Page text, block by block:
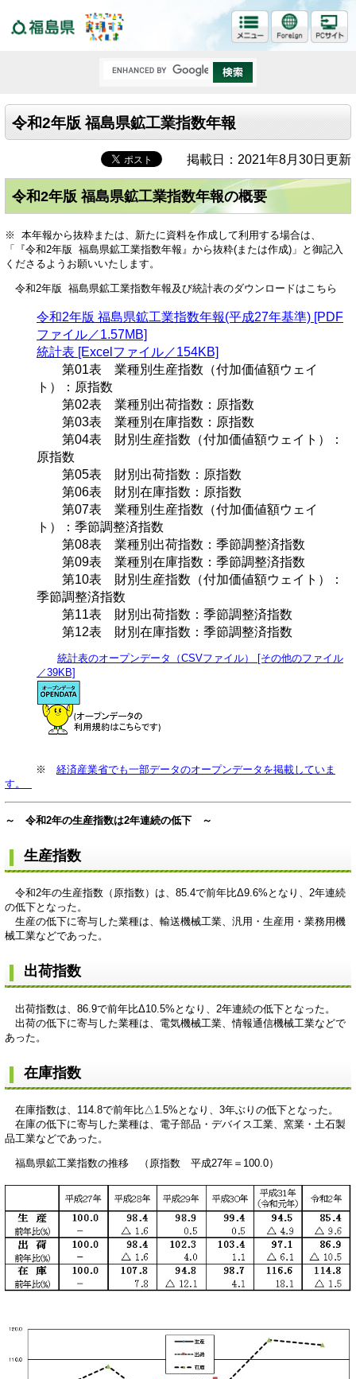
令和2年版 福島県鉱工業指数年報
掲載日：2021年8月30日更新
令和2年版 福島県鉱工業指数年報の概要
※ 本年報から抜粋または、新たに資料を作成して利用する場合は、
「『令和2年版 福島県鉱工業指数年報』から抜粋(または作成)」と御記入
くださるようお願いいたします。
令和2年版 福島県鉱工業指数年報及び統計表のダウンロードはこちら
令和2年版 福島県鉱工業指数年報(平成27年基準) [PDF
ファイル／1.57MB]
統計表 [Excelファイル／154KB]
第01表 業種別生産指数（付加価値額ウェイ
ト）：原指数
第02表 業種別出荷指数：原指数
第03表 業種別在庫指数：原指数
第04表 財別生産指数（付加価値額ウェイト）：
原指数
第05表 財別出荷指数：原指数
第06表 財別在庫指数：原指数
第07表 業種別生産指数（付加価値額ウェイ
ト）：季節調整済指数
第08表 業種別出荷指数：季節調整済指数
第09表 業種別在庫指数：季節調整済指数
第10表 財別生産指数（付加価値額ウェイト）：
季節調整済指数
第11表 財別出荷指数：季節調整済指数
第12表 財別在庫指数：季節調整済指数
統計表のオープンデータ（CSVファイル） [その他のファイル
／39KB]
※ 経済産業省でも一部データのオープンデータを掲載していま
す。
～ 令和2年の生産指数は2年連続の低下 ～
生産指数
令和2年の生産指数（原指数）は、85.4で前年比Δ9.6%となり、2年連続
の低下となった。
生産の低下に寄与した業種は、輸送機械工業、汎用・生産用・業務用機
械工業などであった。
出荷指数
出荷指数は、86.9で前年比Δ10.5%となり、2年連続の低下となった。
出荷の低下に寄与した業種は、電気機械工業、情報通信機械工業などで
あった。
在庫指数
在庫指数は、114.8で前年比△1.5%となり、3年ぶりの低下となった。
在庫の低下に寄与した業種は、電子部品・デバイス工業、窯業・土石製
品工業などであった。
福島県鉱工業指数の推移 （原指数 平成27年＝100.0）